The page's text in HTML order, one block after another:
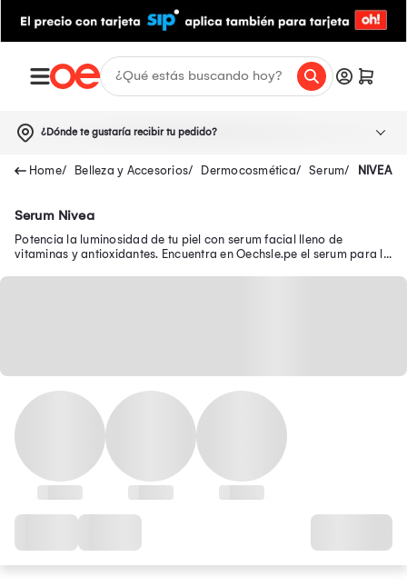
¿Dónde te gustaría recibir tu pedido?
Belleza y Accesorios Dermocosmética Serum NIVEA
Serum Nivea
Potencia la luminosidad de tu piel con serum facial lleno de
vitaminas y antioxidantes. Encuentra en Oechsle.pe el serum para la